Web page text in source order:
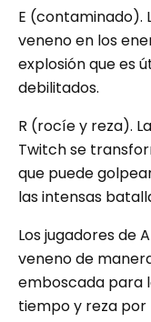
E (contaminado).
veneno en los
explosión que es
debilitados.
R (rocíe y reza).
Twitch se
que puede
las intensas
Los jugadores de
veneno de
emboscada para
tiempo y reza por